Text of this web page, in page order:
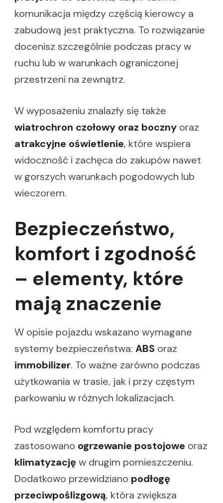
komunikacja między częścią kierowcy a
zabudową jest praktyczna. To rozwiązanie
docenisz szczególnie podczas pracy w
ruchu lub w warunkach ograniczonej
przestrzeni na zewnątrz.
W wyposażeniu znalazły się także
wiatrochron czołowy oraz boczny oraz
atrakcyjne oświetlenie, które wspiera
widoczność i zachęca do zakupów nawet
w gorszych warunkach pogodowych lub
wieczorem.
Bezpieczeństwo,
komfort i zgodność
– elementy, które
mają znaczenie
W opisie pojazdu wskazano wymagane
systemy bezpieczeństwa: ABS oraz
immobilizer. To ważne zarówno podczas
użytkowania w trasie, jak i przy częstym
parkowaniu w różnych lokalizacjach.
Pod względem komfortu pracy
zastosowano ogrzewanie postojowe oraz
klimatyzacjęw drugim pomieszczeniu.
Dodatkowo przewidziano podłogę
przeciwpoślizgową, która zwiększa